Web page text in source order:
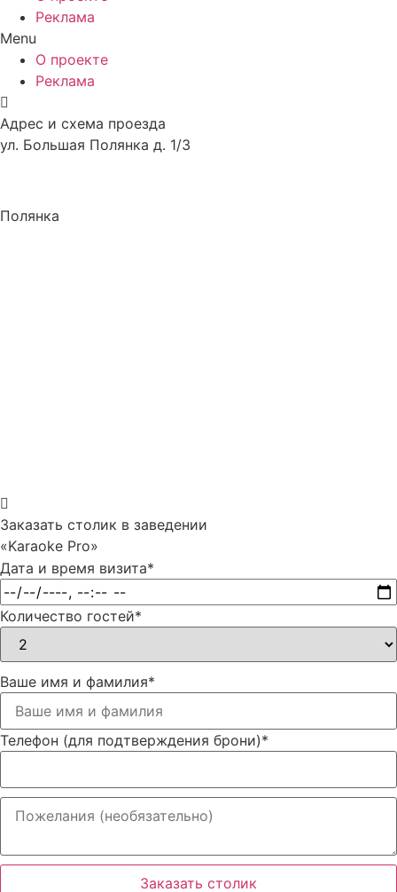
Реклама
Menu
О проекте
Реклама
Адрес и схема проезда
ул. Большая Полянка д. 1/3
Полянка
Заказать столик в заведении
«Karaoke Pro»
Дата и время визита*
Количество гостей*
Ваше имя и фамилия*
Телефон (для подтверждения брони)*
Заказать столик